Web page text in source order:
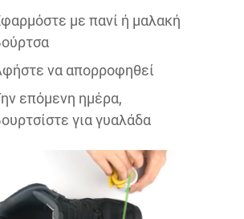
με πανί ή μαλακή
να απορροφηθεί
επόμενη ημέρα,
για γυαλάδα